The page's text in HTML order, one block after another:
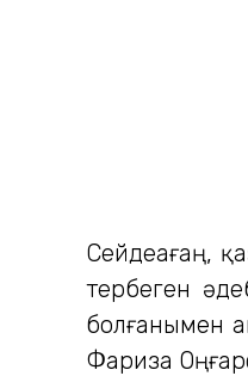
Сейдеағаң,
тербеген
болғанымен
Фариза